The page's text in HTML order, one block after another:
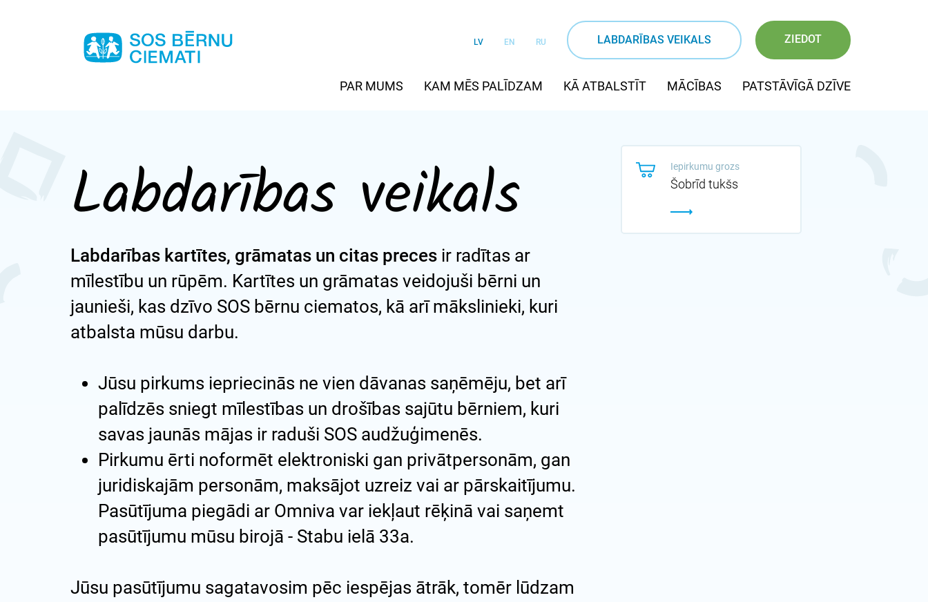
PAR MUMS KAM MĒS PALĪDZAM KĀ ATBALSTĪT MĀCĪBAS PATSTĀVĪGĀ DZĪVE
LV EN RU LABDARĪBAS VEIKALS ZIEDOT
Iepirkumu grozs
Šobrīd tukšs
Labdarības veikals
Labdarības kartītes, grāmatas un citas preces ir radītas ar
mīlestību un rūpēm. Kartītes un grāmatas veidojuši bērni un
jaunieši, kas dzīvo SOS bērnu ciematos, kā arī mākslinieki, kuri
atbalsta mūsu darbu.
Jūsu pirkums iepriecinās ne vien dāvanas saņēmēju, bet arī
palīdzēs sniegt mīlestības un drošības sajūtu bērniem, kuri
savas jaunās mājas ir raduši SOS audžuģimenēs.
Pirkumu ērti noformēt elektroniski gan privātpersonām, gan
juridiskajām personām, maksājot uzreiz vai ar pārskaitījumu.
Pasūtījuma piegādi ar Omniva var iekļaut rēķinā vai saņemt
pasūtījumu mūsu birojā - Stabu ielā 33a.
Jūsu pasūtījumu sagatavosim pēc iespējas ātrāk, tomēr lūdzam